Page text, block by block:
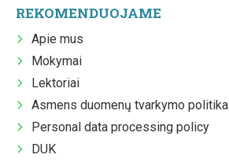
REKOMENDUOJAME
Apie mus
Mokymai
Lektoriai
Asmens duomenų tvarkymo politika
Personal data processing policy
DUK